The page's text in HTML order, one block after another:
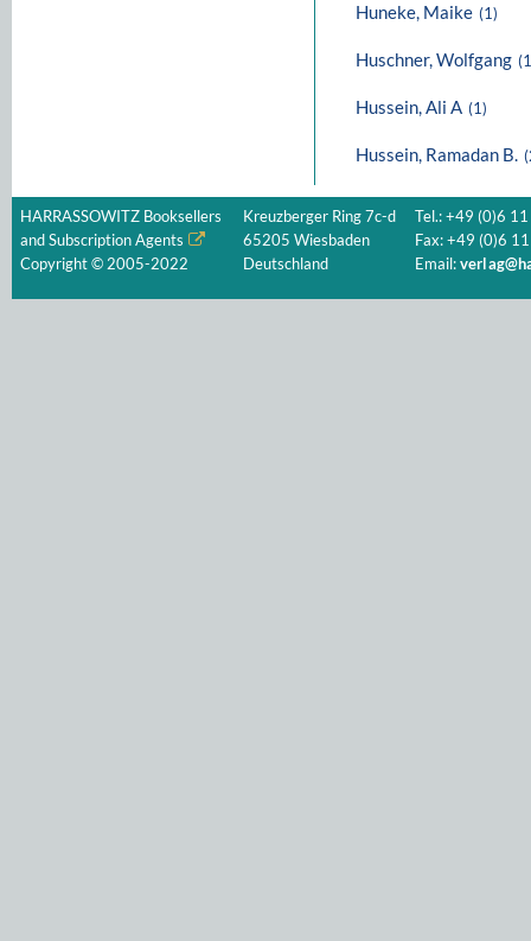
Huneke, Maike (1)
Huschner, Wolfgang
Hussein, Ali A (1)
Hussein, Ramadan B.
HARRASSOWITZ Booksellers
and Subscription Agents
Copyright © 2005-2022
Kreuzberger Ring 7c-d
65205 Wiesbaden
Deutschland
Tel.: +49 (0)6
Fax: +49 (0)6
Email: